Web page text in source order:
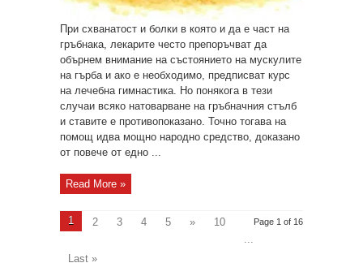
При схванатост и болки в която и да е част на
гръбнака, лекарите често препоръчват да
обърнем внимание на състоянието на мускулите
на гърба и ако е необходимо, предписват курс
на лечебна гимнастика. Но понякога в тези
случаи всяко натоварване на гръбначния стълб
и ставите е противопоказано. Точно тогава на
помощ идва мощно народно средство, доказано
от повече от едно ...
Read More »
Page 1 of 16
1 2 3 4 5 »
10
...
Last »